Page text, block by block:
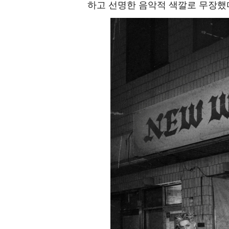
하고 선명한 음악적 색깔로 무장했